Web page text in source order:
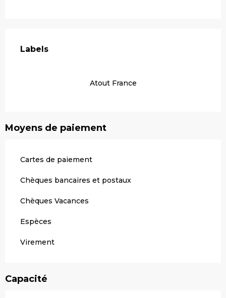
Labels
Labels
Atout France
Moyens de paiement
Cartes de paiement
Chèques bancaires et postaux
Chèques Vacances
Espèces
Virement
Capacité